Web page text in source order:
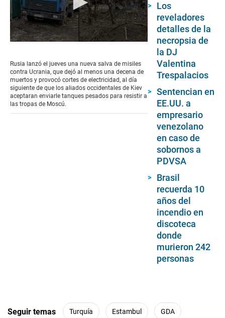
of
1
minute,
21
seconds
Rusia lanzó el jueves una nueva salva de misiles
contra Ucrania, que dejó al menos una decena de
muertos y provocó cortes de electricidad, al día
siguiente de que los aliados occidentales de Kiev
aceptaran enviarle tanques pesados para resistir a
las tropas de Moscú.
Los
reveladores
detalles de la
necropsia de
la DJ
Valentina
Trespalacios
Sentencian en
EE.UU. a
empresario
venezolano
en caso de
sobornos a
PDVSA
Brasil
recuerda 10
años del
incendio en
discoteca
donde
murieron 242
personas
Seguir temas Turquía Estambul GDA